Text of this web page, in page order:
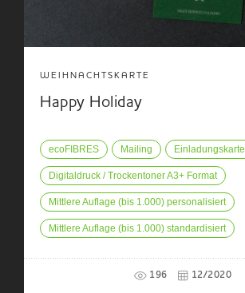
WEIHNACHTSKARTE
Happy Holiday
ecoFIBRES Mailing Einladungskarte
Digitaldruck / Trockentoner A3+ Format
Mittlere Auflage (bis 1.000) personalisiert
Mittlere Auflage (bis 1.000) standardisiert
196 12/2020